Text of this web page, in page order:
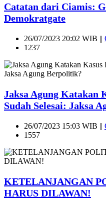
Catatan dari Ciamis:
Demokratgate
26/07/2023 20:02 WIB ||
1237
Jaksa Agung Katakan
Sudah Selesai: Jaksa
26/07/2023 15:03 WIB ||
1557
KETELANJANGAN
HARUS DILAWAN!